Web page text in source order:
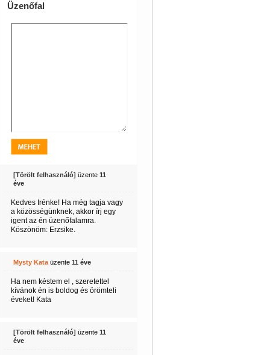
Üzenőfal
[Törölt felhasználó] üzente 11
éve
Kedves Irénke! Ha még tagja vagy
a közösségünknek, akkor írj egy
igent az én üzenőfalamra.
Köszönöm: Erzsike.
Mysty Kataüzente 11 éve
Ha nem késtem el , szeretettel
kívánok én is boldog és örömteli
éveket! Kata
[Törölt felhasználó] üzente 11
éve